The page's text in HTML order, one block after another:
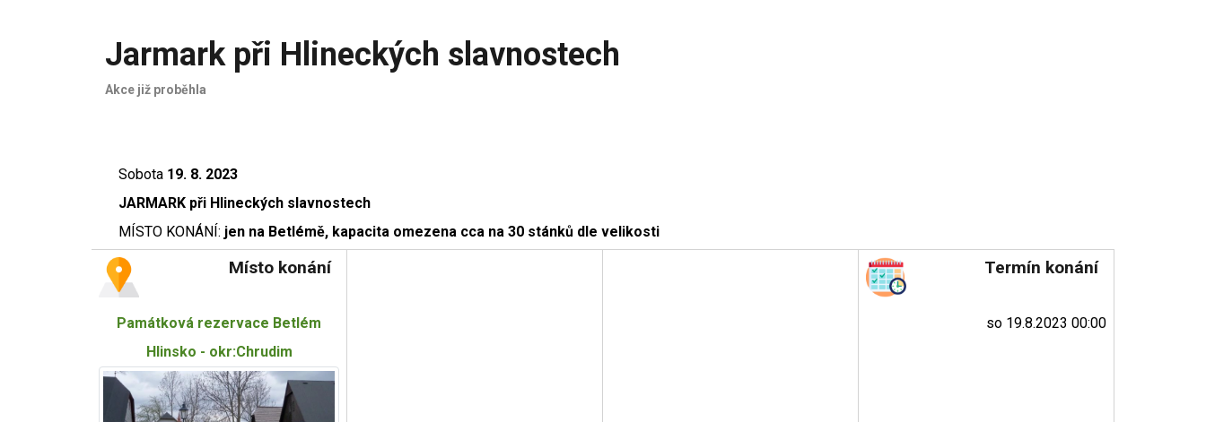
Jarmark při Hlineckých slavnostech
Akce již proběhla
Sobota 19. 8. 2023
JARMARK při Hlineckých slavnostech
MÍSTO KONÁNÍ: jen na Betlémě, kapacita omezena cca na 30 stánků dle velikosti
Místo konání
Památková rezervace Betlém
Hlinsko - okr:Chrudim
Termín konání
so 19.8.2023 00:00